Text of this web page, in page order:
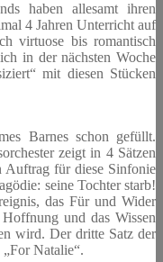
haben allesamt ihren
4 Jahren Unterricht auf
virtuose bis romantisch
in der nächsten Woche
mit diesen Stücken
Barnes schon gefüllt.
zeigt in 4 Sätzen
Auftrag für diese Sinfonie
seine Tochter starb!
das Für und Wider
und das Wissen
wird. Der dritte Satz der
Natalie“.